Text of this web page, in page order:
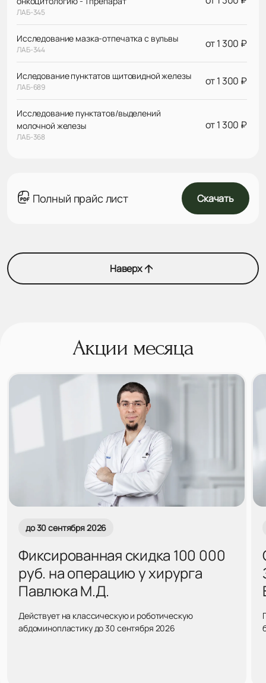
ЛАБ-345
Исследование мазка-отпечатка с вульвы
ЛАБ-344 от 1 300 ₽
Иследование пунктатов щитовидной железы
ЛАБ-689 от 1 300 ₽
Исследование пунктатов/выделений
молочной железы
ЛАБ-368
от 1 300 ₽
Полный прайс лист Скачать
Наверх
Акции месяца
до 30 сентября 2026
Фиксированная скидка 100 000
руб. на операцию у хирурга
Павлюка М.Д.
Действует на классическую и роботическую
абдоминопластику до 30 сентября 2026